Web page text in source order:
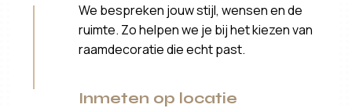
We bespreken jouw stijl, wensen en de
ruimte. Zo helpen we je bij het kiezen van
raamdecoratie die echt past.
Inmeten op locatie